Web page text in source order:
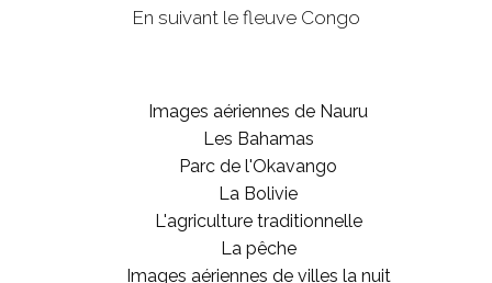
En suivant le fleuve Congo
Images aériennes de Nauru
Les Bahamas
Parc de l'Okavango
La Bolivie
L'agriculture traditionnelle
La pêche
Images aériennes de villes la nuit